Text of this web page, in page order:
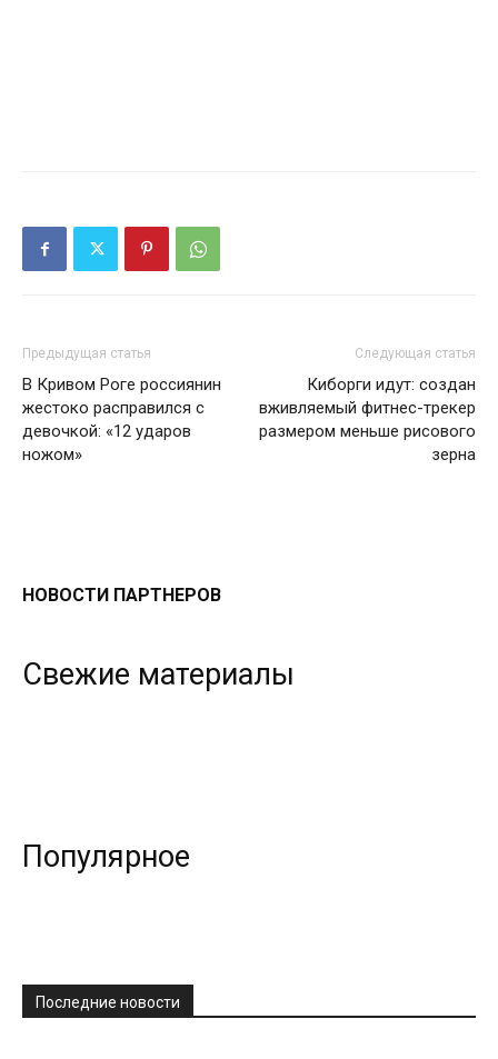
Предыдущая статья
В Кривом Роге россиянин
жестоко расправился с
девочкой: «12 ударов
ножом»
Следующая статья
Киборги идут: создан
вживляемый фитнес-трекер
размером меньше рисового
зерна
НОВОСТИ ПАРТНЕРОВ
Свежие материалы
Популярное
Последние новости